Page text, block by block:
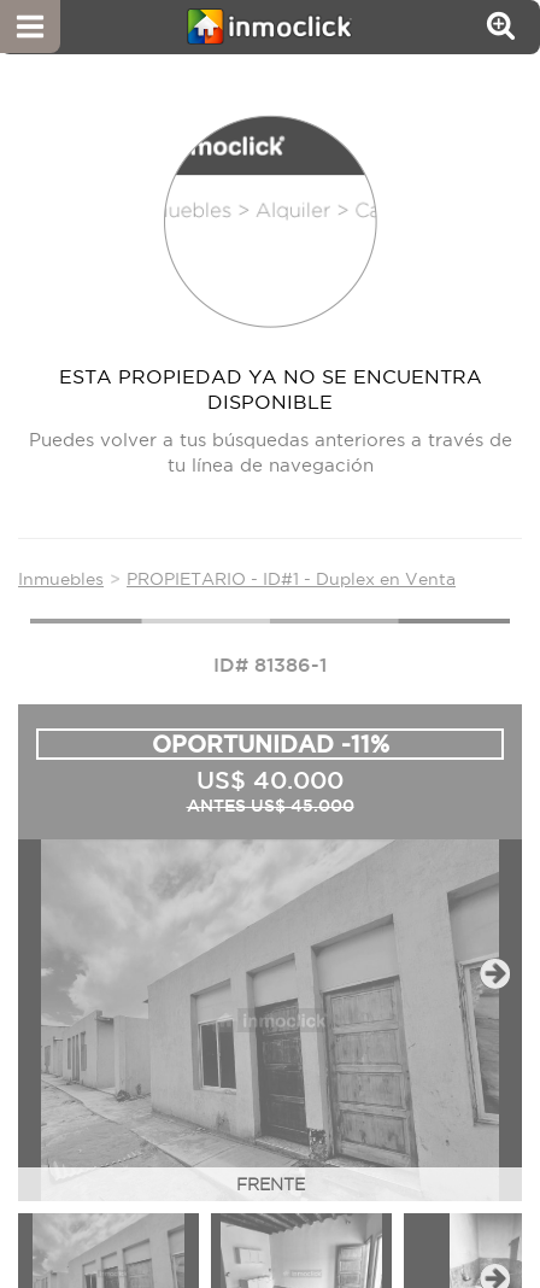
ESTA PROPIEDAD YA NO SE ENCUENTRA
DISPONIBLE
Puedes volver a tus búsquedas anteriores a través de
tu línea de navegación
Inmuebles PROPIETARIO - ID#1 - Duplex en Venta
ID# 81386-1
OPORTUNIDAD -11%
US$ 40.000
ANTES US$ 45.000
FRENTE
Next